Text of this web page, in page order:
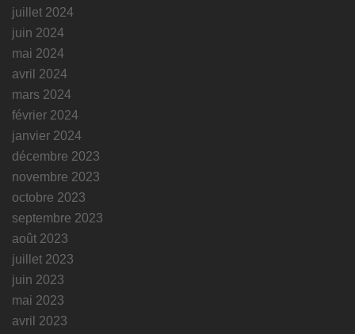
juillet 2024
juin 2024
mai 2024
avril 2024
mars 2024
février 2024
janvier 2024
décembre 2023
novembre 2023
octobre 2023
septembre 2023
août 2023
juillet 2023
juin 2023
mai 2023
avril 2023